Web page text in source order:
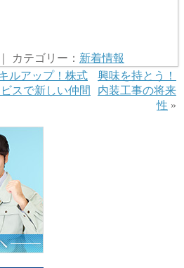
カテゴリー： 新着情報
ルアップ！株式
スで新しい仲間
興味を持とう！
内装工事の将来
性 »